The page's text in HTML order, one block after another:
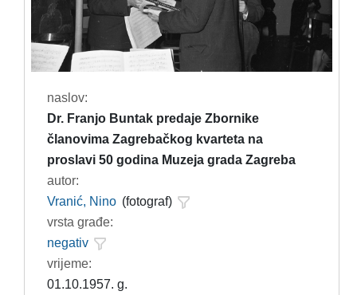
naslov:
Dr. Franjo Buntak predaje Zbornike
članovima Zagrebačkog kvarteta na
proslavi 50 godina Muzeja grada Zagreba
autor:
Vranić, Nino (fotograf)
vrsta građe:
negativ
vrijeme:
01.10.1957. g.